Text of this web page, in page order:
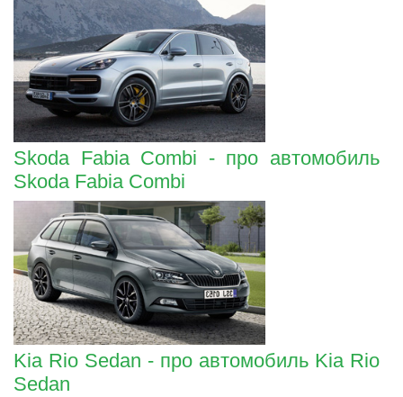
Skoda Fabia Combi - про автомобиль
Skoda Fabia Combi
Kia Rio Sedan - про автомобиль Kia Rio
Sedan